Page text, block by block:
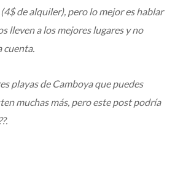
de alquiler), pero lo mejor es hablar
lleven a los mejores lugares y no
cuenta.
playas de Camboya que puedes
muchas más, pero este post podría
.